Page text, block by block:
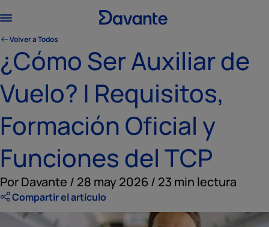
Volver a Todos
¿Cómo Ser Auxiliar de
Vuelo? | Requisitos,
Formación Oficial y
Funciones del TCP
Por Davante / 28 may 2026 / 23 min lectura
Compartir el artículo